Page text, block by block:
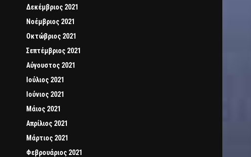
Δεκέμβριος 2021
Νοέμβριος 2021
Οκτώβριος 2021
Σεπτέμβριος 2021
Αύγουστος 2021
Ιούλιος 2021
Ιούνιος 2021
Μάιος 2021
Απρίλιος 2021
Μάρτιος 2021
Φεβρουάριος 2021